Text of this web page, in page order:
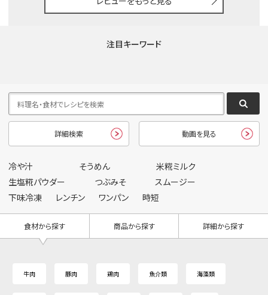
注目キーワード
詳細検索 動画を見る
冷や汁 そうめん
米糀ミルク
生塩糀パウダー
つぶみそ
スムージー
下味冷凍
レンチン ワンパン 時短
食材から探す 商品から探す 詳細から探す
牛肉 豚肉 鶏肉 魚介類 海藻類